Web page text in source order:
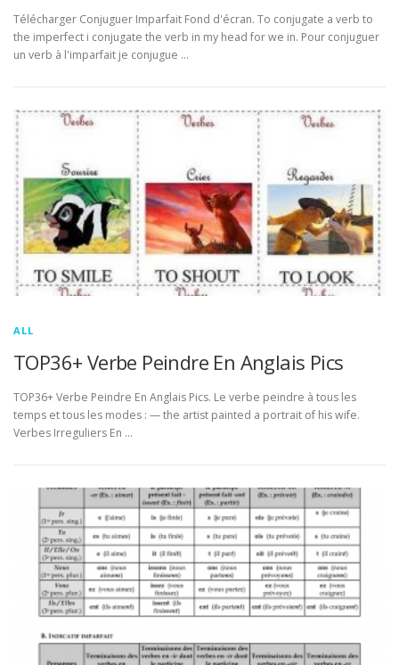
Télécharger Conjuguer Imparfait Fond d'écran. To conjugate a verb to
the imperfect i conjugate the verb in my head for we in. Pour conjuguer
un verb à l'imparfait je conjugue …
ALL
TOP36+ Verbe Peindre En Anglais Pics
TOP36+ Verbe Peindre En Anglais Pics. Le verbe peindre à tous les
temps et tous les modes : — the artist painted a portrait of his wife.
Verbes Irreguliers En …